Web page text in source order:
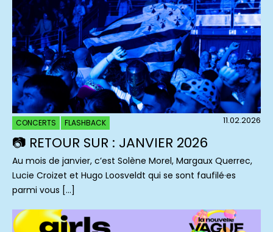
CONCERTS FLASHBACK 11.02.2026
📷 RETOUR SUR : JANVIER 2026
Au mois de janvier, c’est Solène Morel, Margaux Querrec,
Lucie Croizet et Hugo Loosveldt qui se sont faufilé·es
parmi vous […]